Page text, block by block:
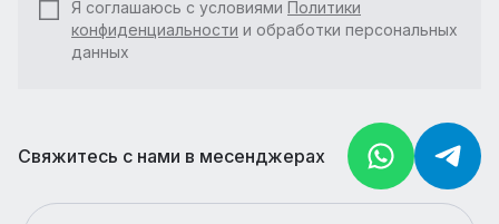
Я соглашаюсь с условиями Политики
конфиденциальности и обработки персональных
данных
Свяжитесь с нами в месенджерах